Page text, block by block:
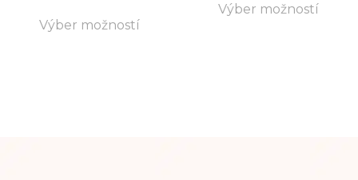
Výber možností
Výber možností